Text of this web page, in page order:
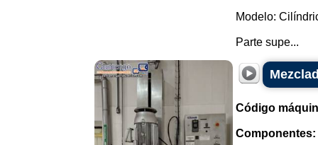
Modelo:
Parte supe...
Código
Componentes: